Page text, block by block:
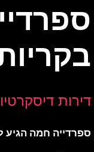
דירות
ספרדייה חמה הגיע